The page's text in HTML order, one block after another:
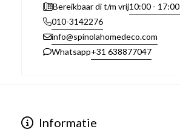
Bereikbaar di t/m vrij10:00 -
010-3142276
info@spinolahomedeco.com
Whatsapp+31 638877047
Informatie